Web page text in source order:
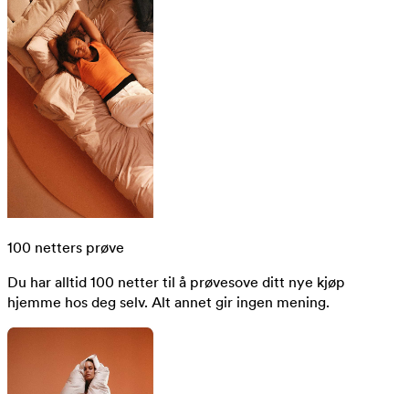
100 netters prøve
Du har alltid 100 netter til å prøvesove ditt nye kjøp
hjemme hos deg selv. Alt annet gir ingen mening.